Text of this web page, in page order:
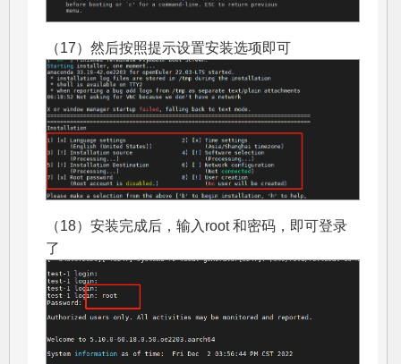
（17）然后按照提示设置安装选项即可
（18）安装完成后，输入root 和密码，即可登录
了